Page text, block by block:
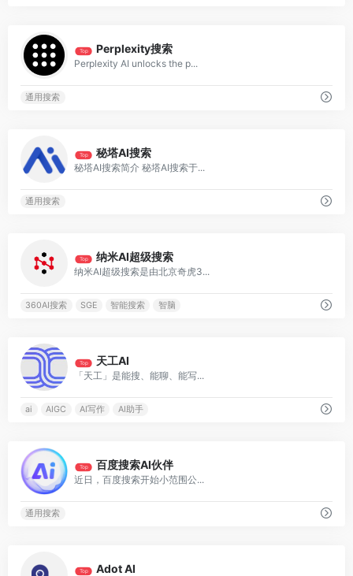
Top Perplexity搜索
Perplexity AI unlocks the p...
通用搜索
Top 秘塔AI搜索
秘塔AI搜索简介 秘塔AI搜索于...
通用搜索
Top 纳米AI超级搜索
纳米AI超级搜索是由北京奇虎3...
360AI搜索 SGE 智能搜索 智脑
Top 天工AI
「天工」是能搜、能聊、能写...
ai AIGC AI写作 AI助手
Top 百度搜索AI伙伴
近日，百度搜索开始小范围公...
通用搜索
Top Adot AI